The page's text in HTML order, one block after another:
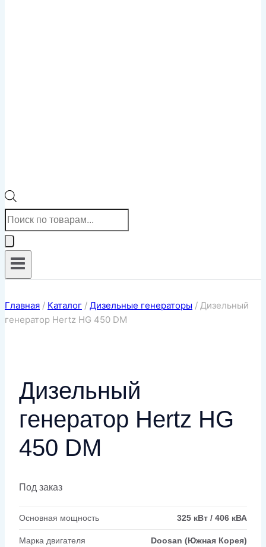
Поиск
товаров
Главная / Каталог / Дизельные генераторы / Дизельный
генератор Hertz HG 450 DM
Дизельный
генератор Hertz HG
450 DM
Под заказ
Основная мощность 325 кВт / 406 кВА
Марка двигателя Doosan (Южная Корея)